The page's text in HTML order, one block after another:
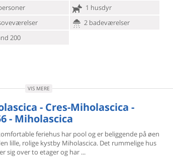
1 husdyr
2 badeværelser
200
VIS MERE
- Cres-Miholascica -
- Miholascica
feriehus har pool og er beliggende på øen
lille, rolige kystby Miholascica. Det rummelige hus
sig over to etager og har